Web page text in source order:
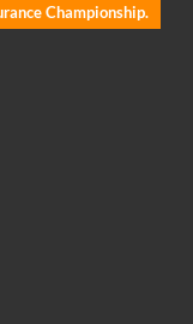
Championship.